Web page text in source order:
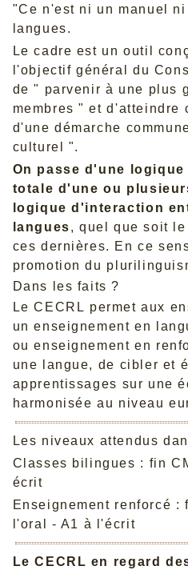
"Ce n'est ni un manuel
langues.
Le cadre est un outil
l'objectif général du
de " parvenir à une plus
membres " et d'atteindre
d'une démarche
culturel ".
On passe d'une
totale d'une ou
logique d'interaction
langues, quel que soit
ces dernières. En ce
promotion du
Dans les faits ?
LeCECRL permet aux
un enseignement en
ou enseignement en
une langue, de cibler et
apprentissages sur une
harmonisée au niveau
Les niveaux attendus
Classes bilingues : fin
écrit
Enseignement renforcé :
l'oral - A1 à l'écrit
Le CECRL en regard